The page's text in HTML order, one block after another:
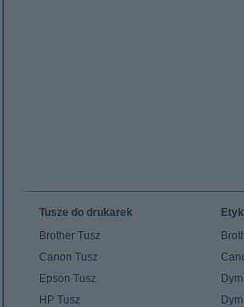
Tusze do drukarek
Brother Tusz
Canon Tusz
Epson Tusz
HP Tusz